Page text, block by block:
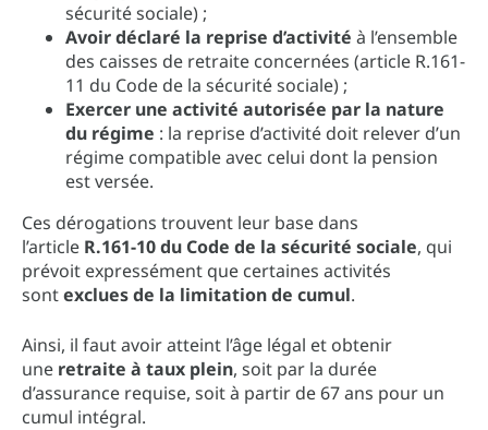
sécurité sociale) ;
Avoir déclaré la reprise d’activité à l’ensemble
des caisses de retraite concernées (article R.161-
11 du Code de la sécurité sociale) ;
Exercer une activité autorisée par la nature
du régime : la reprise d’activité doit relever d’un
régime compatible avec celui dont la pension
est versée.
Ces dérogations trouvent leur base dans
l’article R.161-10 du Code de la sécurité sociale, qui
prévoit expressément que certaines activités
sontexclues de la limitation de cumul.
Ainsi, il faut avoir atteint l’âge légal et obtenir
une retraite à taux plein, soit par la durée
d’assurance requise, soit à partir de 67 ans pour un
cumul intégral.